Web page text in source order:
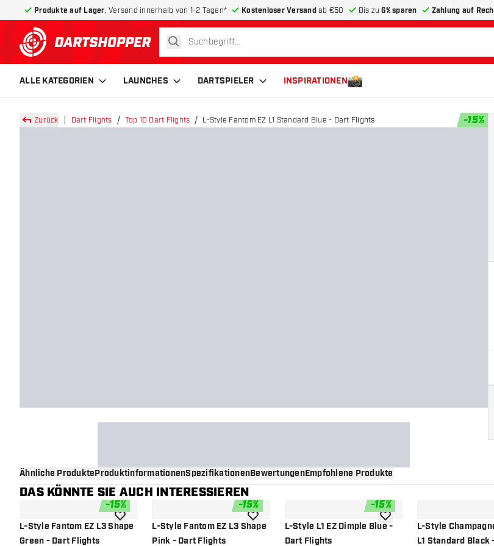
Produkte auf Lager , Versand innerhalb von 1-2 Tagen* Kostenloser Versandab €50 Bis zu6% sparen Zahlung auf
zurück zur Startseite
suchen
ALLE KATEGORIEN LAUNCHES DARTSPIELER INSPIRATIONEN
Zurück Dart Flights Top 10 Dart Flights L-Style Fantom EZ L1 Standard Blue - Dart Flights -15%
Ähnliche ProdukteProduktinformationenSpezifikationenBewertungenEmpfohlene Produkte
DAS KÖNNTE SIE AUCH INTERESSIEREN
-15%
L-Style Fantom EZ L3 Shape
Green - Dart Flights
Zur Wunschliste hinzufügen
-15%
L-Style Fantom EZ L3 Shape
Pink - Dart Flights
Zur Wunschliste hinzufügen
-15%
L-Style L1 EZ Dimple Blue -
Dart Flights
Zur Wunschliste hinzufügen
L-Style
L1 Standard Black